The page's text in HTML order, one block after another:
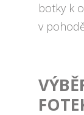
botky k
v